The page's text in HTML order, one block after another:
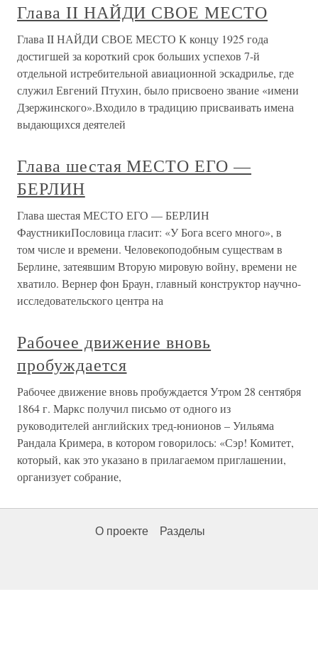
Глава II НАЙДИ СВОЕ МЕСТО
Глава II НАЙДИ СВОЕ МЕСТО К концу 1925 года
достигшей за короткий срок больших успехов 7-й
отдельной истребительной авиационной эскадрилье, где
служил Евгений Птухин, было присвоено звание «имени
Дзержинского».Входило в традицию присваивать имена
выдающихся деятелей
Глава шестая МЕСТО ЕГО —
БЕРЛИН
Глава шестая МЕСТО ЕГО — БЕРЛИН
ФаустникиПословица гласит: «У Бога всего много», в
том числе и времени. Человекоподобным существам в
Берлине, затеявшим Вторую мировую войну, времени не
хватило. Вернер фон Браун, главный конструктор научно-
исследовательского центра на
Рабочее движение вновь
пробуждается
Рабочее движение вновь пробуждается Утром 28 сентября
1864 г. Маркс получил письмо от одного из
руководителей английских тред-юнионов – Уильяма
Рандала Кримера, в котором говорилось: «Сэр! Комитет,
который, как это указано в прилагаемом приглашении,
организует собрание,
О проекте Разделы